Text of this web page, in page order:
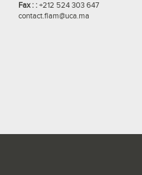
Fax : :+212 524 303 647
contact.flam@uca.ma